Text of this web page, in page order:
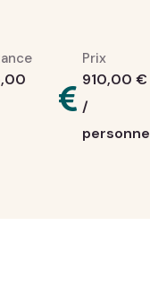
Prix
910,00 €
/
personne